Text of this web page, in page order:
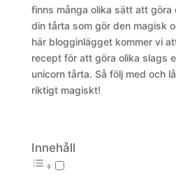
finns många olika sätt att göra
din tårta som gör den magisk
här blogginlägget kommer vi
recept för att göra olika slags
unicorn tårta. Så följ med och
riktigt magiskt!
Innehåll